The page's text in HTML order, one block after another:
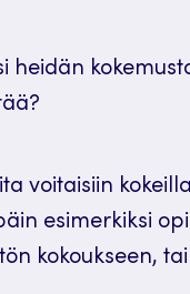
heidän
voitaisiin
esimerkiksi
kokoukseen,